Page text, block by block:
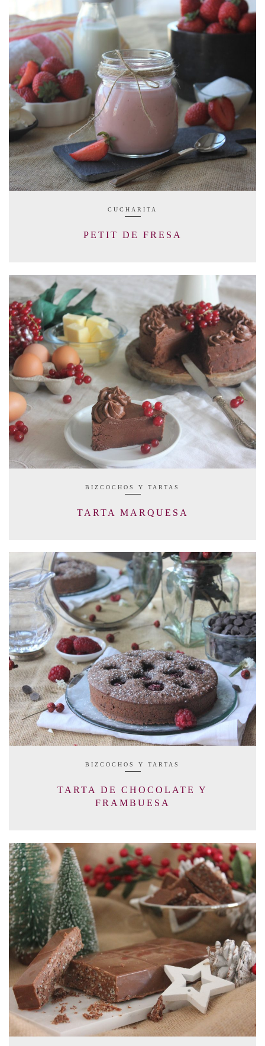
CUCHARITA
PETIT DE FRESA
BIZCOCHOS Y TARTAS
TARTA MARQUESA
BIZCOCHOS Y TARTAS
TARTA DE CHOCOLATE Y
FRAMBUESA